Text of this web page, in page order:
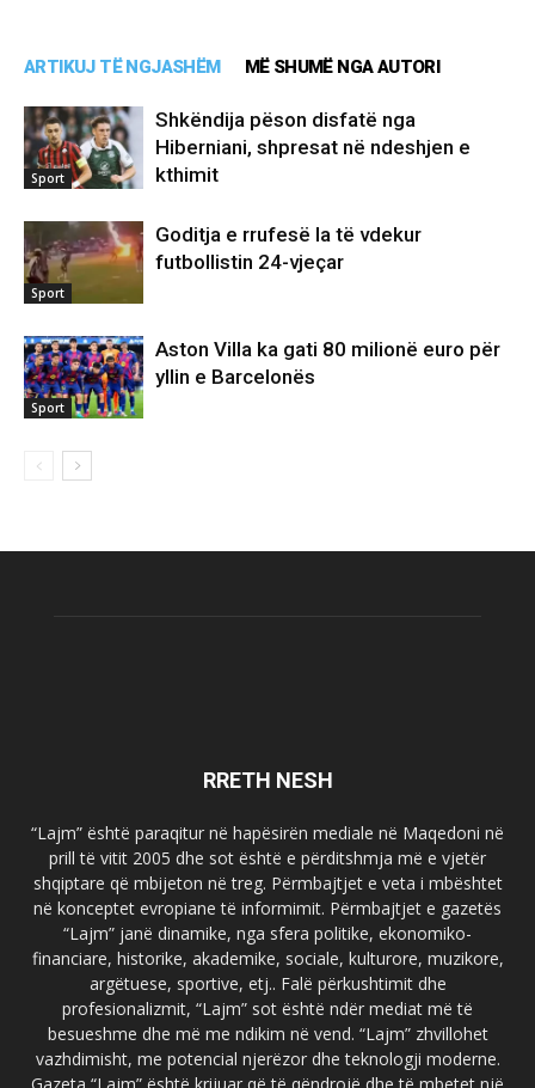
ARTIKUJ TË NGJASHËM MË SHUMË NGA AUTORI
Sport
Shkëndija pëson disfatë nga
Hiberniani, shpresat në ndeshjen e
kthimit
Sport
Goditja e rrufesë la të vdekur
futbollistin 24-vjeçar
Sport
Aston Villa ka gati 80 milionë euro për
yllin e Barcelonës
RRETH NESH
“Lajm” është paraqitur në hapësirën mediale në Maqedoni në
prill të vitit 2005 dhe sot është e përditshmja më e vjetër
shqiptare që mbijeton në treg. Përmbajtjet e veta i mbështet
në konceptet evropiane të informimit. Përmbajtjet e gazetës
“Lajm” janë dinamike, nga sfera politike, ekonomiko-
financiare, historike, akademike, sociale, kulturore, muzikore,
argëtuese, sportive, etj.. Falë përkushtimit dhe
profesionalizmit, “Lajm” sot është ndër mediat më të
besueshme dhe më me ndikim në vend. “Lajm” zhvillohet
vazhdimisht, me potencial njerëzor dhe teknologji moderne.